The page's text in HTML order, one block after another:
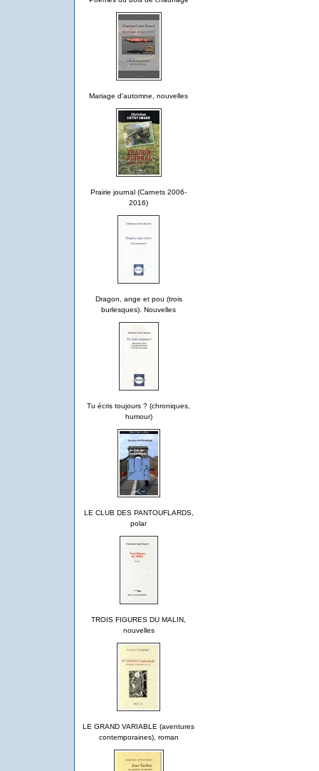
Mariage d'automne, nouvelles
Prairie journal (Carnets 2006-
2016)
Dragon, ange et pou (trois
burlesques). Nouvelles
Tu écris toujours ? (chroniques,
humour)
LE CLUB DES PANTOUFLARDS,
polar
TROIS FIGURES DU MALIN,
nouvelles
LE GRAND VARIABLE (aventures
contemporaines), roman